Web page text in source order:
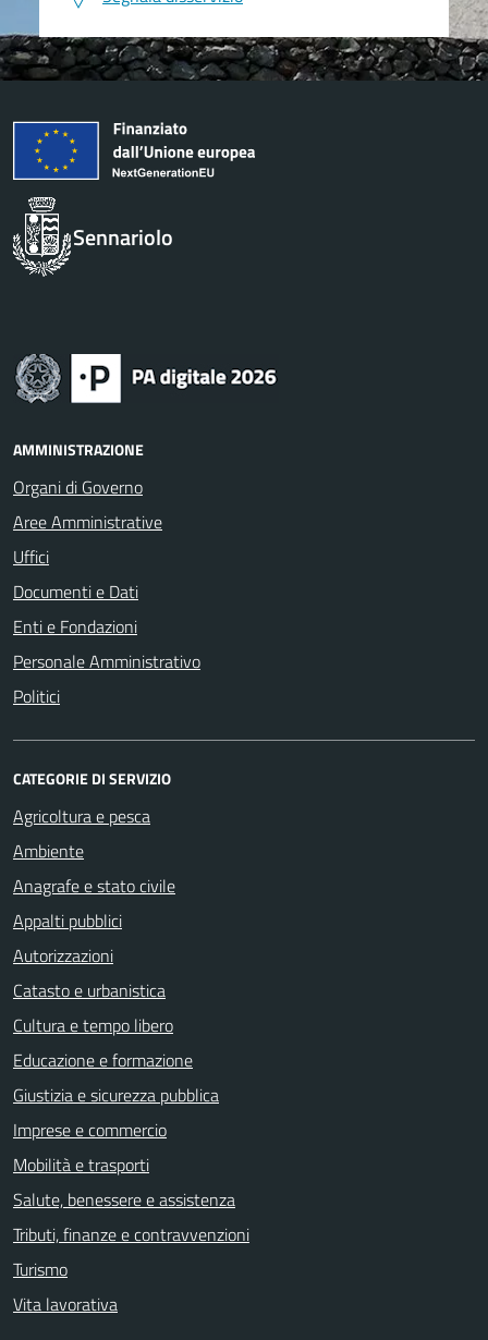
Sennariolo
AMMINISTRAZIONE
Organi di Governo
Aree Amministrative
Uffici
Documenti e Dati
Enti e Fondazioni
Personale Amministrativo
Politici
CATEGORIE DI SERVIZIO
Agricoltura e pesca
Ambiente
Anagrafe e stato civile
Appalti pubblici
Autorizzazioni
Catasto e urbanistica
Cultura e tempo libero
Educazione e formazione
Giustizia e sicurezza pubblica
Imprese e commercio
Mobilità e trasporti
Salute, benessere e assistenza
Tributi, finanze e contravvenzioni
Turismo
Vita lavorativa